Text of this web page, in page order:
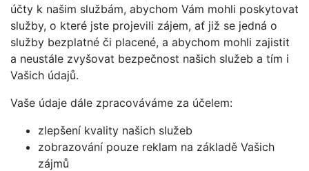
účty k našim službám, abychom Vám mohli poskytovat
služby, o které jste projevili zájem, ať již se jedná o
služby bezplatné či placené, a abychom mohli zajistit
a neustále zvyšovat bezpečnost našich služeb a tím i
Vašich údajů.
Vaše údaje dále zpracováváme za účelem:
zlepšení kvality našich služeb
zobrazování pouze reklam na základě Vašich
zájmů